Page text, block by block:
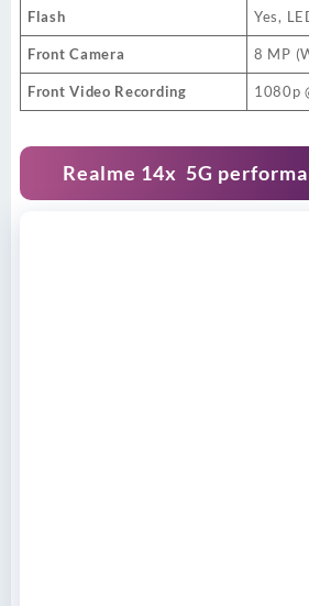
Flash Yes,
Front Camera 8 MP
Front Video Recording 1080p
Realme 14x 5G